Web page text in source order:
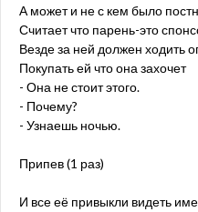
А может и не с кем было
Считает что парень-это
Везде за ней должен ходить
Покупать ей что она захочет
- Она не стоит этого.
- Почему?
- Узнаешь ночью.
Припев (1 раз)
И все её привыкли видеть